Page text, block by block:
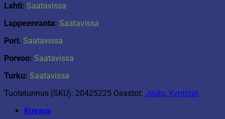
Lahti: Saatavissa
Lappeenranta: Saatavissa
Pori: Saatavissa
Porvoo: Saatavissa
Turku: Saatavissa
Tuotetunnus (SKU): 20425225 Osastot: Joulu, Kynttilät
Kuvaus